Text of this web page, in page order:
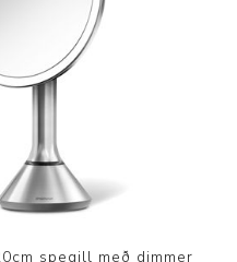
spegill með dimmer